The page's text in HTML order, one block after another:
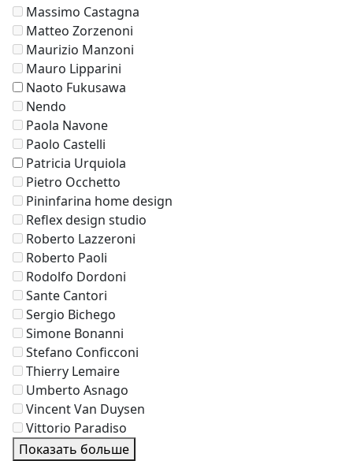
Massimo Castagna
Matteo Zorzenoni
Maurizio Manzoni
Mauro Lipparini
Naoto Fukusawa
Nendo
Paola Navone
Paolo Castelli
Patricia Urquiola
Pietro Occhetto
Pininfarina home design
Reflex design studio
Roberto Lazzeroni
Roberto Paoli
Rodolfo Dordoni
Sante Cantori
Sergio Bichego
Simone Bonanni
Stefano Conficconi
Thierry Lemaire
Umberto Asnago
Vincent Van Duysen
Vittorio Paradiso
Показать больше